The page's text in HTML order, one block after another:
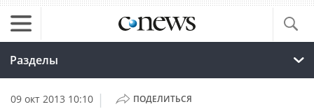
Разделы
09 окт 2013 10:10 | ПОДЕЛИТЬСЯ